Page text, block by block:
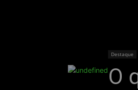
Destaque
O